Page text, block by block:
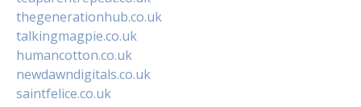
thegenerationhub.co.uk
talkingmagpie.co.uk
humancotton.co.uk
newdawndigitals.co.uk
saintfelice.co.uk